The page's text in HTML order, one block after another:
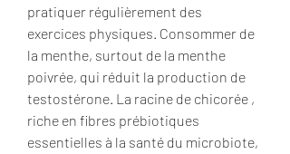
pratiquer régulièrement des
exercices physiques. Consommer de
la menthe, surtout de la menthe
poivrée, qui réduit la production de
testostérone. La racine de chicorée ,
riche en fibres prébiotiques
essentielles à la santé du microbiote,